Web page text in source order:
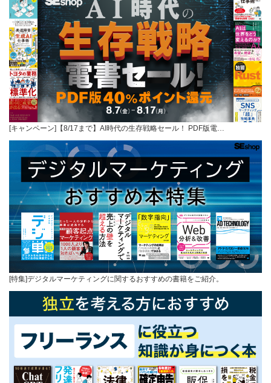
[キャンペーン]【8/17まで】AI時代の生存戦略セール！ PDF版電…
[特集]デジタルマーケティングに関するおすすめの書籍をご紹介。